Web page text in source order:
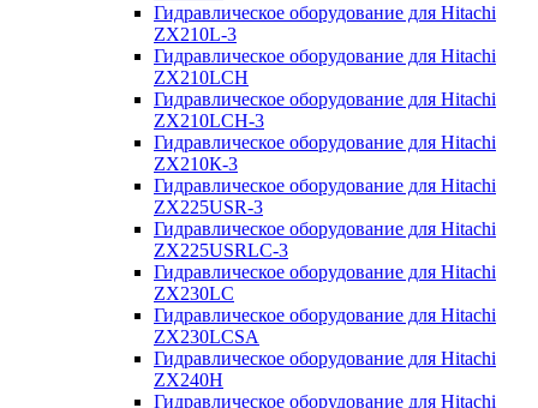
Гидравлическое оборудование для Hitachi
ZX210L-3
Гидравлическое оборудование для Hitachi
ZX210LCH
Гидравлическое оборудование для Hitachi
ZX210LCH-3
Гидравлическое оборудование для Hitachi
ZX210К-3
Гидравлическое оборудование для Hitachi
ZX225USR-3
Гидравлическое оборудование для Hitachi
ZX225USRLC-3
Гидравлическое оборудование для Hitachi
ZX230LC
Гидравлическое оборудование для Hitachi
ZX230LCSA
Гидравлическое оборудование для Hitachi
ZX240H
Гидравлическое оборудование для Hitachi